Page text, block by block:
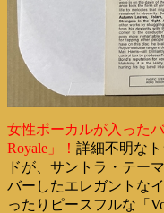
女性ボーカルが入った
Royale」！ 詳細不明な
ドが、サントラ・テー
バーしたエレガントな
ったりピースフルな「